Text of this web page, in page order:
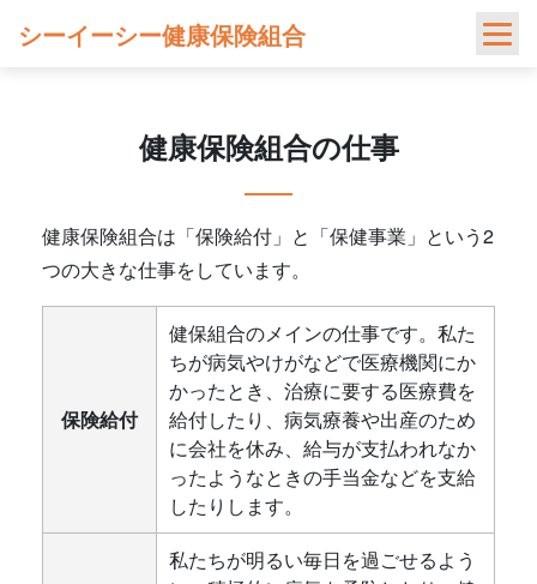
シーイーシー健康保険組合
健康保険組合の仕事
健康保険組合は「保険給付」と「保健事業」という2
つの大きな仕事をしています。
保険給付
健保組合のメインの仕事です。私た
ちが病気やけがなどで医療機関にか
かったとき、治療に要する医療費を
給付したり、病気療養や出産のため
に会社を休み、給与が支払われなか
ったようなときの手当金などを支給
したりします。
私たちが明るい毎日を過ごせるよう